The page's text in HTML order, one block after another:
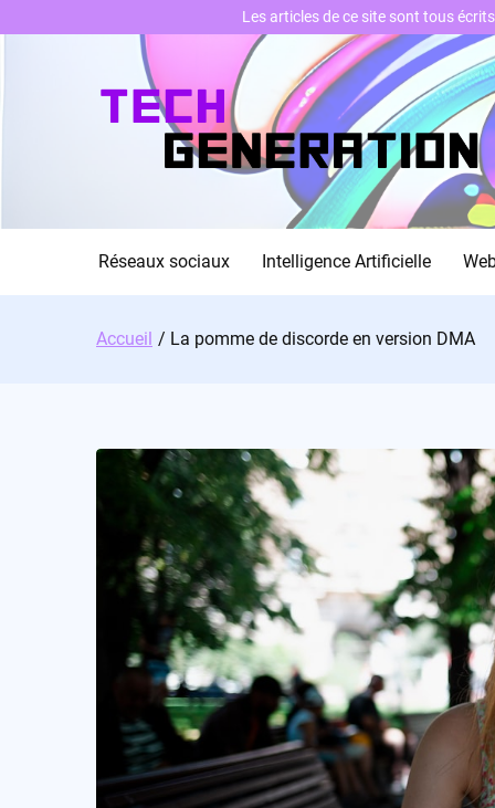
Réseaux sociaux Intelligence Artificielle
Accueil La pomme de discorde en version DMA
Les articles de ce site sont tous